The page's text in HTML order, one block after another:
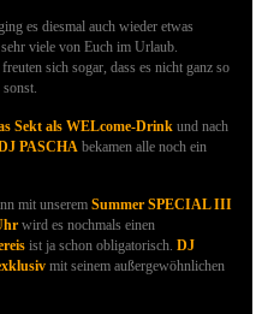
es diesmal auch wieder etwas
viele von Euch im Urlaub.
sich sogar, dass es nicht ganz so
Sekt als WELcome-Drink und nach
PASCHA bekamen alle noch ein
mit unserem Summer SPECIAL III
wird es nochmals einen
ist ja schon obligatorisch. DJ
mit seinem außergewöhnlichen